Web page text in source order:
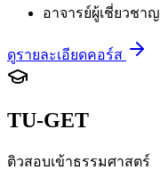
อาจารย์ผู้เชี่ยวชาญ
ดูรายละเอียดคอร์ส
TU-GET
ติวสอบเข้าธรรมศาสตร์